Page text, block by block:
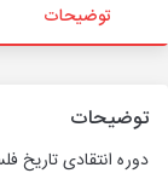
توضیحات
توضیحات